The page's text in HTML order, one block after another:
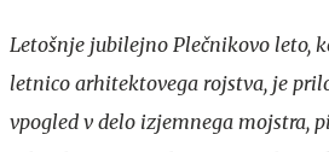
Letošnje jubilejno Plečnikovo leto,
letnico arhitektovega rojstva, je
vpogled v delo izjemnega mojstra,